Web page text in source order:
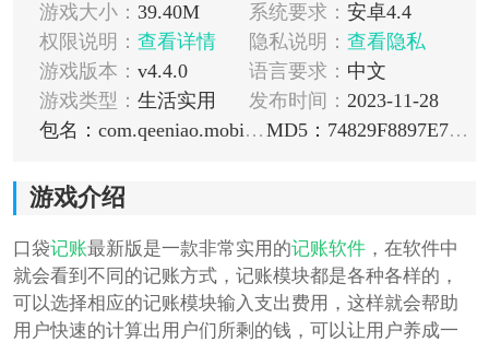
游戏大小： 39.40M 系统要求： 安卓4.4
权限说明： 查看详情 隐私说明： 查看隐私
游戏版本： v4.4.0 语言要求： 中文
游戏类型： 生活实用 发布时间： 2023-11-28
包名：com.qeeniao.mobile.kdjz
MD5：74829F8897E7A419FAABACCB6347EEEB
游戏介绍
口袋记账最新版是一款非常实用的记账软件，在软件中
就会看到不同的记账方式，记账模块都是各种各样的，
可以选择相应的记账模块输入支出费用，这样就会帮助
用户快速的计算出用户们所剩的钱，可以让用户养成一